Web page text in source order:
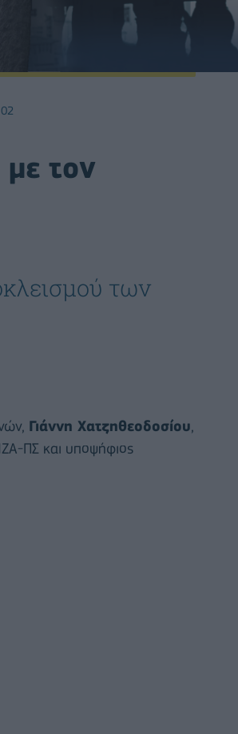
τον
των
Γιάννη Χατζηθεοδοσίου
ΠΣ και υποψήφιος